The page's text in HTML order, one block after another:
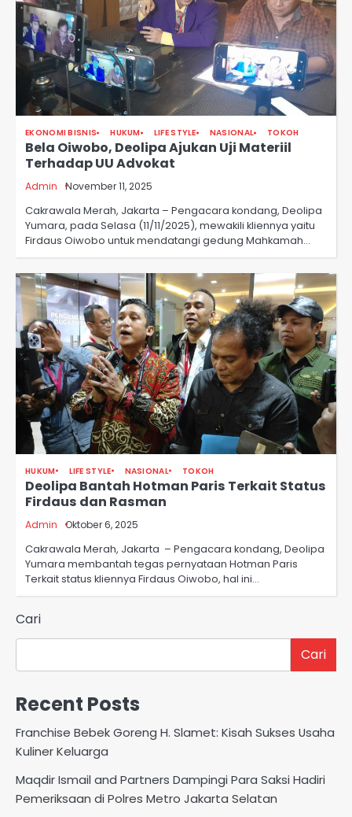
EKONOMI BISNIS HUKUM LIFE STYLE NASIONAL TOKOH
Bela Oiwobo, Deolipa Ajukan Uji Materiil
Terhadap UU Advokat
Admin November 11, 2025
Cakrawala Merah, Jakarta – Pengacara kondang, Deolipa
Yumara, pada Selasa (11/11/2025), mewakili kliennya yaitu
Firdaus Oiwobo untuk mendatangi gedung Mahkamah…
HUKUM LIFE STYLE NASIONAL TOKOH
Deolipa Bantah Hotman Paris Terkait Status
Firdaus dan Rasman
Admin Oktober 6, 2025
Cakrawala Merah, Jakarta – Pengacara kondang, Deolipa
Yumara membantah tegas pernyataan Hotman Paris
Terkait status kliennya Firdaus Oiwobo, hal ini…
Cari
Cari
Recent Posts
Franchise Bebek Goreng H. Slamet: Kisah Sukses Usaha
Kuliner Keluarga
Maqdir Ismail and Partners Dampingi Para Saksi Hadiri
Pemeriksaan di Polres Metro Jakarta Selatan